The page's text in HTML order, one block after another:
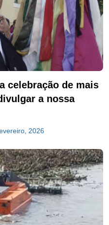
celebração de mais
a nossa
2026